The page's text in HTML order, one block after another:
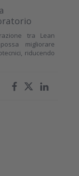
tra Lean
migliorare
riducendo